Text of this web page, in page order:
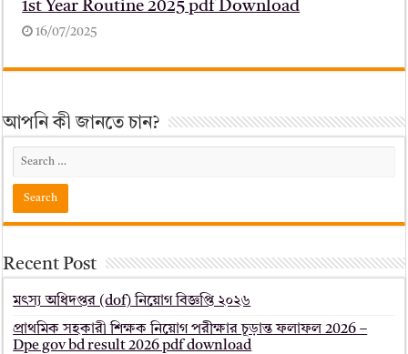
1st Year Routine 2025 pdf Download
16/07/2025
আপনি কী জানতে চান?
Recent Post
মৎস্য অধিদপ্তর (dof) নিয়োগ বিজ্ঞপ্তি ২০২৬
প্রাথমিক সহকারী শিক্ষক নিয়োগ পরীক্ষার চূড়ান্ত ফলাফল 2026 –
Dpe gov bd result 2026 pdf download